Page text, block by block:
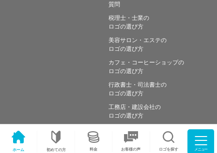
ホーム 初めての方 料金 お客様の声 ロゴを探す メニュー
質問
税理士・士業の
ロゴの選び方
美容サロン・エステの
ロゴの選び方
カフェ・コーヒーショップの
ロゴの選び方
行政書士・司法書士の
ロゴの選び方
工務店・建設会社の
ロゴの選び方
Copyright © Simple works Inc. All Rights Reserved.